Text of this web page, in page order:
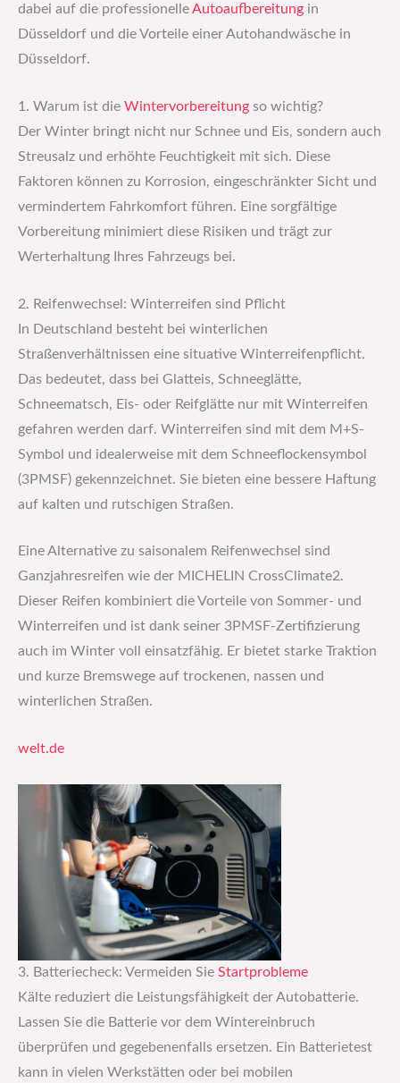
dabei auf die professionelle Autoaufbereitung in
Düsseldorf und die Vorteile einer Autohandwäsche in
Düsseldorf.
1. Warum ist die Wintervorbereitung so wichtig?
Der Winter bringt nicht nur Schnee und Eis, sondern auch
Streusalz und erhöhte Feuchtigkeit mit sich. Diese
Faktoren können zu Korrosion, eingeschränkter Sicht und
vermindertem Fahrkomfort führen. Eine sorgfältige
Vorbereitung minimiert diese Risiken und trägt zur
Werterhaltung Ihres Fahrzeugs bei.
2. Reifenwechsel: Winterreifen sind Pflicht
In Deutschland besteht bei winterlichen
Straßenverhältnissen eine situative Winterreifenpflicht.
Das bedeutet, dass bei Glatteis, Schneeglätte,
Schneematsch, Eis- oder Reifglätte nur mit Winterreifen
gefahren werden darf. Winterreifen sind mit dem M+S-
Symbol und idealerweise mit dem Schneeflockensymbol
(3PMSF) gekennzeichnet. Sie bieten eine bessere Haftung
auf kalten und rutschigen Straßen.
Eine Alternative zu saisonalem Reifenwechsel sind
Ganzjahresreifen wie der MICHELIN CrossClimate2.
Dieser Reifen kombiniert die Vorteile von Sommer- und
Winterreifen und ist dank seiner 3PMSF-Zertifizierung
auch im Winter voll einsatzfähig. Er bietet starke Traktion
und kurze Bremswege auf trockenen, nassen und
winterlichen Straßen.
welt.de
3. Batteriecheck: Vermeiden Sie Startprobleme
Kälte reduziert die Leistungsfähigkeit der Autobatterie.
Lassen Sie die Batterie vor dem Wintereinbruch
überprüfen und gegebenenfalls ersetzen. Ein Batterietest
kann in vielen Werkstätten oder bei mobilen